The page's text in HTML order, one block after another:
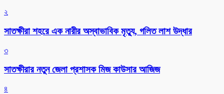
২
সাতক্ষীরা শহরে এক নারীর অস্বাভাবিক মৃত্যু, গলিত লাশ উদ্ধার
৩
সাতক্ষীরার নতুন জেলা প্রশাসক মিজ কাউসার আজিজ
৪